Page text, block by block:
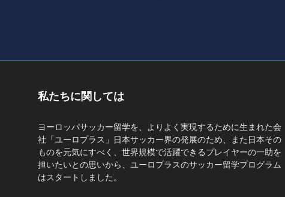
私たちに関しては
ヨーロッパサッカー留学を、よりよく実現するために生まれた会
社「ユーロプラス」日本サッカー界の発展のため、また日本その
ものを元気にすべく、世界規模で活躍できるプレイヤーの一助を
担いたいとの思いから、ユーロプラスのサッカー留学プログラム
はスタートしました。